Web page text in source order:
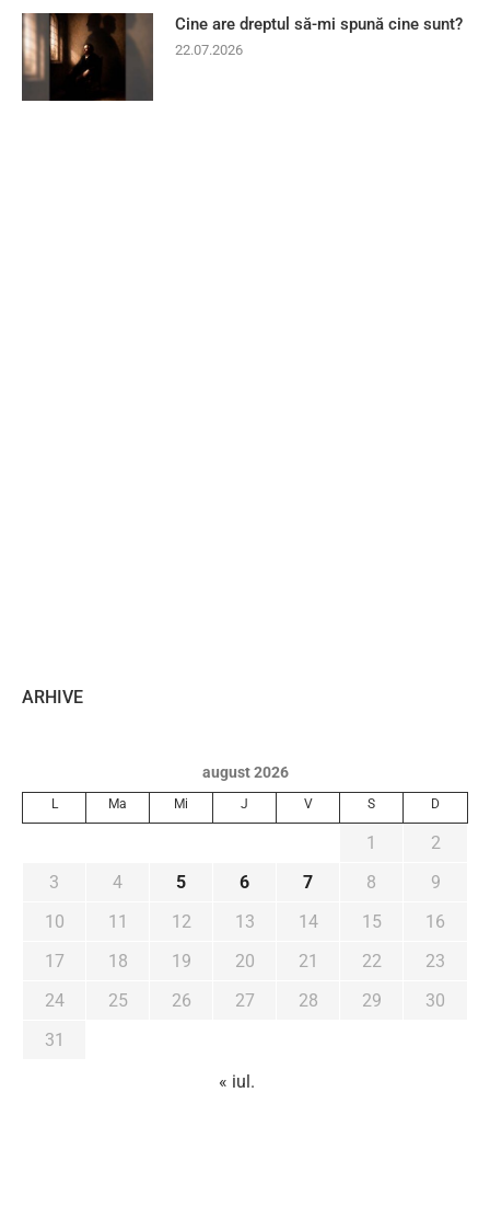
Cine are dreptul să-mi spună cine sunt?
22.07.2026
ARHIVE
august 2026
L Ma Mi J V S D
1
2
3
4 5 6 7 8
9
10
11 12 13 14 15
16
17
18 19 20 21 22
23
24
25 26 27 28 29
30
31
« iul.